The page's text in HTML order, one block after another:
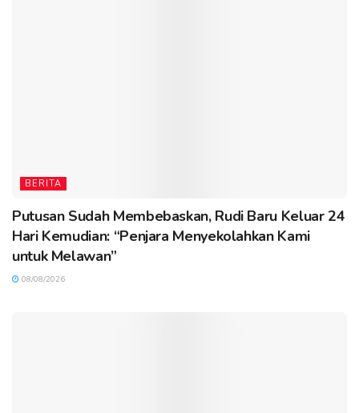
BERITA
Putusan Sudah Membebaskan, Rudi Baru Keluar 24
Hari Kemudian: “Penjara Menyekolahkan Kami
untuk Melawan”
08/08/2026